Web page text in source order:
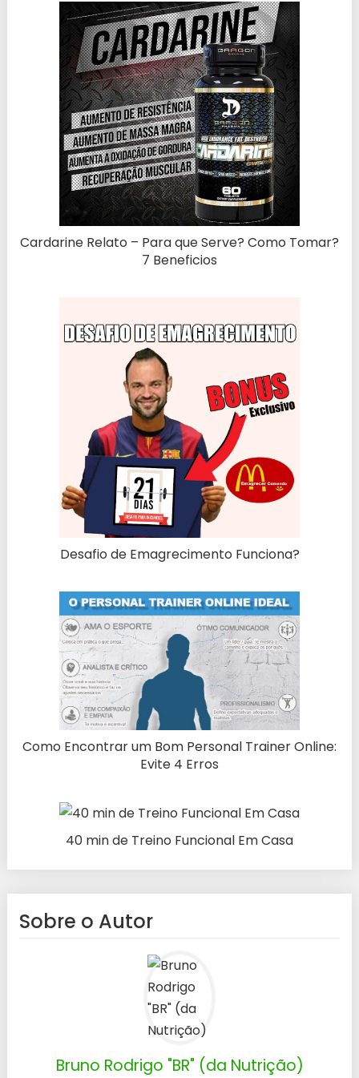
Cardarine Relato – Para que Serve? Como Tomar?
7 Beneficios
Desafio de Emagrecimento Funciona?
Como Encontrar um Bom Personal Trainer Online:
Evite 4 Erros
40 min de Treino Funcional Em Casa
Sobre o Autor
Bruno Rodrigo "BR" (da Nutrição)